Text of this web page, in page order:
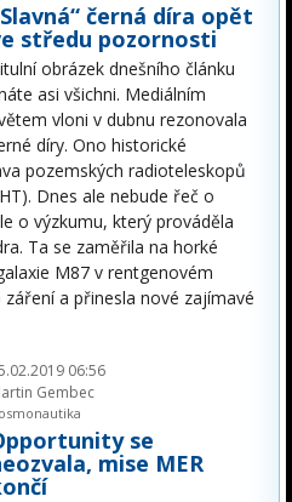
černá díra opět
středu pozornosti
obrázek dnešního článku
asi všichni. Mediálním
vloni v dubnu rezonovala
díry. Ono historické
pozemských radioteleskopů
Dnes ale nebude řeč o
o výzkumu, který prováděla
Ta se zaměřila na horké
M87 v rentgenovém
a přinesla nové zajímavé
06:56
Gembec
se
mise MER